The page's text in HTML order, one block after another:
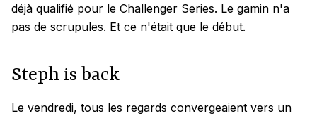
déjà qualifié pour le Challenger Series. Le gamin n'a
pas de scrupules. Et ce n'était que le début.
Steph is back
Le vendredi, tous les regards convergeaient vers un